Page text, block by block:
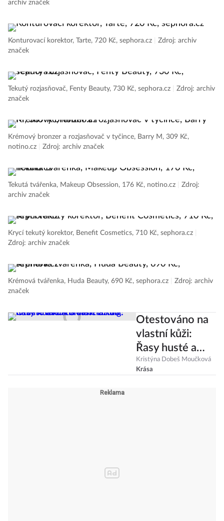
archiv značek
Konturovací korektor, Tarte, 720 Kč, sephora.cz
Zdroj: archiv
značek
Tekutý rozjasňovač, Fenty Beauty, 730 Kč, sephora.cz
Zdroj: archiv
značek
Krémový bronzer a rozjasňovač v tyčince, Barry M, 309 Kč,
notino.cz
Zdroj: archiv značek
Tekutá tvářenka, Makeup Obsession, 176 Kč, notino.cz
Zdroj:
archiv značek
Krycí tekutý korektor, Benefit Cosmetics, 710 Kč, sephora.cz
Zdroj: archiv značek
Krémová tvářenka, Huda Beauty, 690 Kč, sephora.cz
Zdroj: archiv
značek
Otestováno na
vlastní kůži:
Řasy husté a
dlouhé až do
nebes? Zkuste
Kristýna Dobeš Moučková
Krása